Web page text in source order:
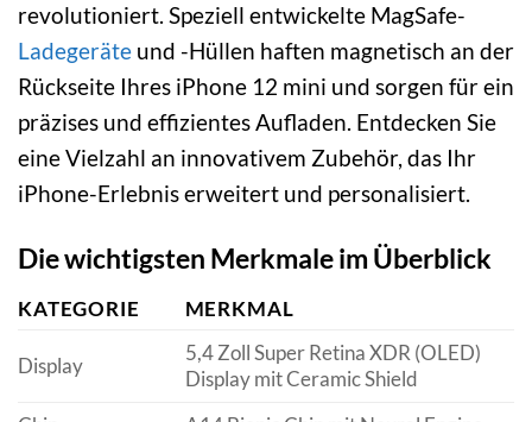
revolutioniert. Speziell entwickelte MagSafe-
Ladegeräte und -Hüllen haften magnetisch an der
Rückseite Ihres iPhone 12 mini und sorgen für ein
präzises und effizientes Aufladen. Entdecken Sie
eine Vielzahl an innovativem Zubehör, das Ihr
iPhone-Erlebnis erweitert und personalisiert.
Die wichtigsten Merkmale im Überblick
KATEGORIE MERKMAL
Display
5,4 Zoll Super Retina XDR (OLED)
Display mit Ceramic Shield